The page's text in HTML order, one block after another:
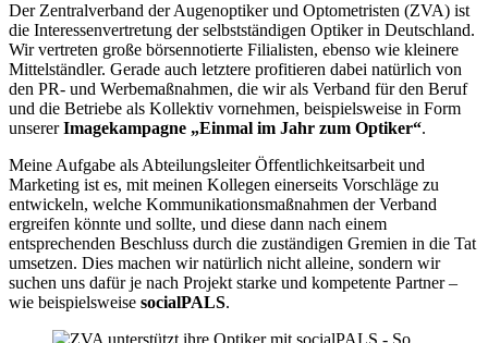
Der Zentralverband der Augenoptiker und Optometristen (ZVA) ist
die Interessenvertretung der selbstständigen Optiker in Deutschland.
Wir vertreten große börsennotierte Filialisten, ebenso wie kleinere
Mittelständler. Gerade auch letztere profitieren dabei natürlich von
den PR- und Werbemaßnahmen, die wir als Verband für den Beruf
und die Betriebe als Kollektiv vornehmen, beispielsweise in Form
unsererImagekampagne „Einmal im Jahr zum Optiker“.
Meine Aufgabe als Abteilungsleiter Öffentlichkeitsarbeit und
Marketing ist es, mit meinen Kollegen einerseits Vorschläge zu
entwickeln, welche Kommunikationsmaßnahmen der Verband
ergreifen könnte und sollte, und diese dann nach einem
entsprechenden Beschluss durch die zuständigen Gremien in die Tat
umsetzen. Dies machen wir natürlich nicht alleine, sondern wir
suchen uns dafür je nach Projekt starke und kompetente Partner –
wie beispielsweise socialPALS.